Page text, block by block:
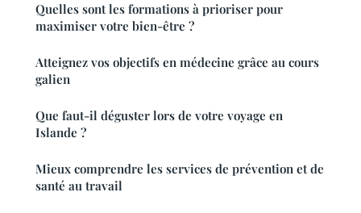
Quelles sont les formations à prioriser pour
maximiser votre bien-être ?
Atteignez vos objectifs en médecine grâce au cours
galien
Que faut-il déguster lors de votre voyage en
Islande ?
Mieux comprendre les services de prévention et de
santé au travail